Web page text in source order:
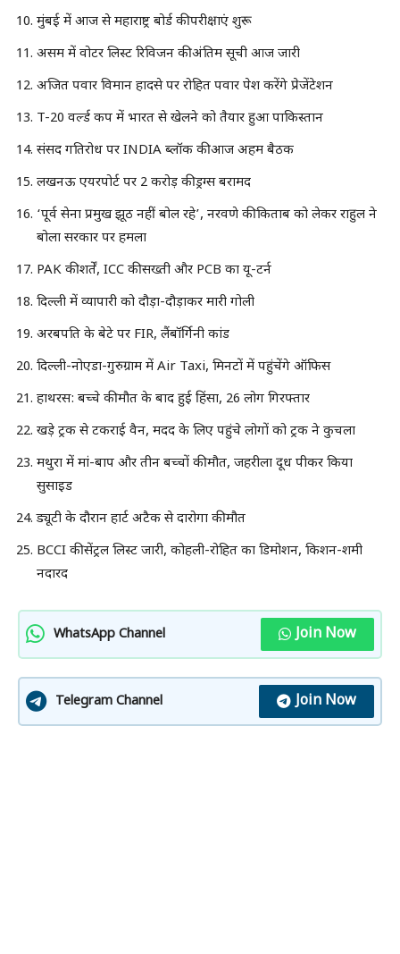
मुंबई में आज से महाराष्ट्र बोर्ड की परीक्षाएं शुरू
असम में वोटर लिस्ट रिविजन की अंतिम सूची आज जारी
अजित पवार विमान हादसे पर रोहित पवार पेश करेंगे प्रेजेंटेशन
T-20 वर्ल्ड कप में भारत से खेलने को तैयार हुआ पाकिस्तान
संसद गतिरोध पर INDIA ब्लॉक की आज अहम बैठक
लखनऊ एयरपोर्ट पर 2 करोड़ की ड्रग्स बरामद
‘पूर्व सेना प्रमुख झूठ नहीं बोल रहे’, नरवणे की किताब को लेकर राहुल ने
बोला सरकार पर हमला
PAK की शर्तें, ICC की सख्ती और PCB का यू-टर्न
दिल्ली में व्यापारी को दौड़ा-दौड़ाकर मारी गोली
अरबपति के बेटे पर FIR, लैंबॉर्गिनी कांड
दिल्ली-नोएडा-गुरुग्राम में Air Taxi, मिनटों में पहुंचेंगे ऑफिस
हाथरस: बच्चे की मौत के बाद हुई हिंसा, 26 लोग गिरफ्तार
खड़े ट्रक से टकराई वैन, मदद के लिए पहुंचे लोगों को ट्रक ने कुचला
मथुरा में मां-बाप और तीन बच्चों की मौत, जहरीला दूध पीकर किया
सुसाइड
ड्यूटी के दौरान हार्ट अटैक से दारोगा की मौत
BCCI की सेंट्रल लिस्ट जारी, कोहली-रोहित का डिमोशन, किशन-शमी
नदारद
WhatsApp Channel Join Now
Telegram Channel Join Now